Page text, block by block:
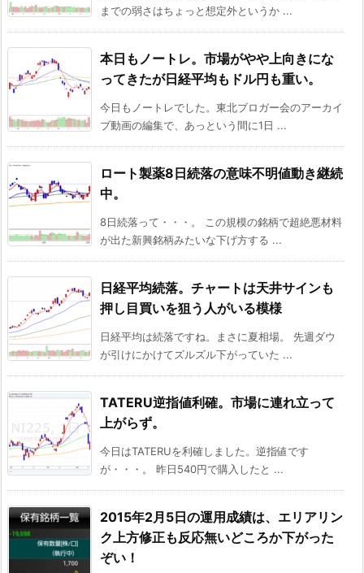
までの弱さはちょっと想定外というか ...
本日もノートレ。市場がやや上向きにな
ってきたが日経平均もドル円も重い。
今日もノートレでした。東北ブロガー会のアーカイ
ブ動画の編集で、あっという間に1日 ...
ロート製薬8日続落の意味不明値動き継続
中。
8日続落って・・・。 この規模の銘柄で超絶悪材料
が出た新興銘柄みたいな下げ方する ...
日経平均続落。チャートは天井サインも
押し目買いを狙う人がいる模様
日経平均は続落ですね。まさに夏相場。 先週ダウ
が引けにかけてズルズル下がっていた ...
TATERU逆指値利確。市場に連れ立って
上がらず。
今日はTATERUを利確しました。逆指値です
が・・・。 昨日540円で購入したと ...
2015年2月5日の運用成績は、エリアリン
ク上方修正も反応無いどころか下がった
ぞい！